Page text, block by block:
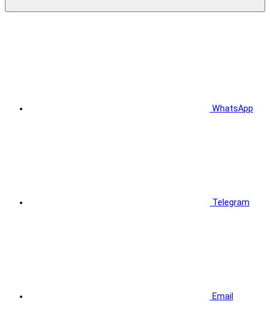
WhatsApp
Telegram
Email